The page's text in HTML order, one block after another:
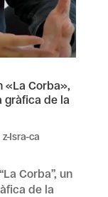
«La Corba»,
gràfica de la
z-Isra-ca
Corba”, un
de la